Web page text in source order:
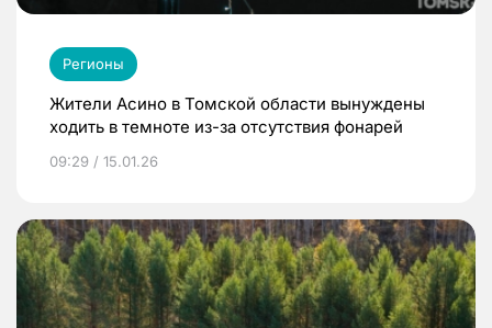
Регионы
Жители Асино в Томской области вынуждены
ходить в темноте из-за отсутствия фонарей
09:29 / 15.01.26